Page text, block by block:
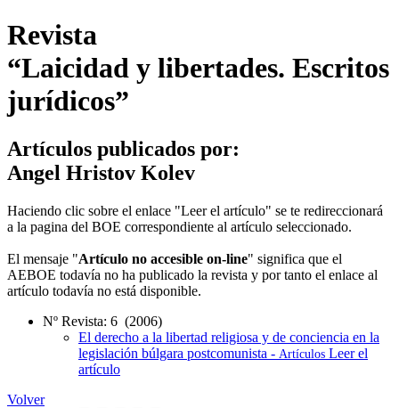
Revista
“Laicidad y libertades. Escritos
jurídicos”
Artículos publicados por:
Angel Hristov Kolev
Haciendo clic sobre el enlace "Leer el artículo" se te redireccionará
a la pagina del BOE correspondiente al artículo seleccionado.
El mensaje "Artículo no accesible on-line" significa que el
AEBOE todavía no ha publicado la revista y por tanto el enlace al
artículo todavía no está disponible.
Nº Revista: 6 (2006)
El derecho a la libertad religiosa y de conciencia en la
legislación búlgara postcomunista - Artículos Leer el
artículo
Volver